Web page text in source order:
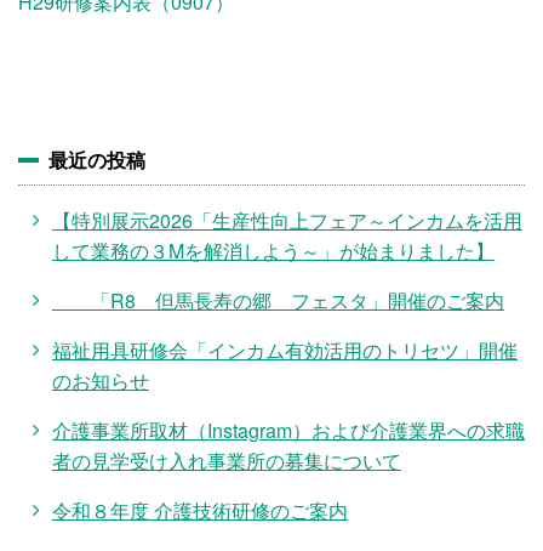
最近の投稿
【特別展示2026「生産性向上フェア～インカムを活用
して業務の３Mを解消しよう～」が始まりました】
「R8 但馬長寿の郷 フェスタ」開催のご案内
福祉用具研修会「インカム有効活用のトリセツ」開催
のお知らせ
介護事業所取材（Instagram）および介護業界への求職
者の見学受け入れ事業所の募集について
令和８年度 介護技術研修のご案内